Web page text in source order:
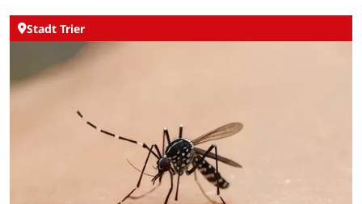
Stadt Trier